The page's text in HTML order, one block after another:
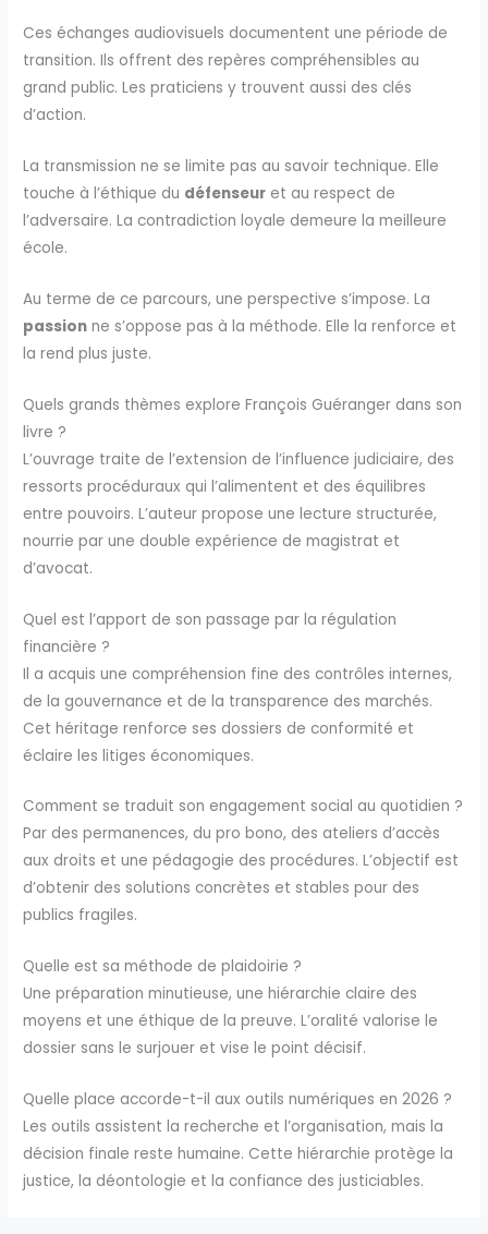
Ces échanges audiovisuels documentent une période de
transition. Ils offrent des repères compréhensibles au
grand public. Les praticiens y trouvent aussi des clés
d’action.
La transmission ne se limite pas au savoir technique. Elle
touche à l’éthique du défenseur et au respect de
l’adversaire. La contradiction loyale demeure la meilleure
école.
Au terme de ce parcours, une perspective s’impose. La
passion ne s’oppose pas à la méthode. Elle la renforce et
la rend plus juste.
Quels grands thèmes explore François Guéranger dans son
livre ?
L’ouvrage traite de l’extension de l’influence judiciaire, des
ressorts procéduraux qui l’alimentent et des équilibres
entre pouvoirs. L’auteur propose une lecture structurée,
nourrie par une double expérience de magistrat et
d’avocat.
Quel est l’apport de son passage par la régulation
financière ?
Il a acquis une compréhension fine des contrôles internes,
de la gouvernance et de la transparence des marchés.
Cet héritage renforce ses dossiers de conformité et
éclaire les litiges économiques.
Comment se traduit son engagement social au quotidien ?
Par des permanences, du pro bono, des ateliers d’accès
aux droits et une pédagogie des procédures. L’objectif est
d’obtenir des solutions concrètes et stables pour des
publics fragiles.
Quelle est sa méthode de plaidoirie ?
Une préparation minutieuse, une hiérarchie claire des
moyens et une éthique de la preuve. L’oralité valorise le
dossier sans le surjouer et vise le point décisif.
Quelle place accorde-t-il aux outils numériques en 2026 ?
Les outils assistent la recherche et l’organisation, mais la
décision finale reste humaine. Cette hiérarchie protège la
justice, la déontologie et la confiance des justiciables.